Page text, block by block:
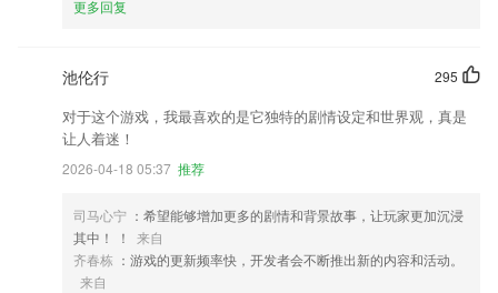
更多回复
295
池伦行
对于这个游戏，我最喜欢的是它独特的剧情设定和世界观，真是
让人着迷！
2026-04-18 05:37 推荐
司马心宁 ：希望能够增加更多的剧情和背景故事，让玩家更加沉浸
其中！ ！
来自
齐春栋 ：游戏的更新频率快，开发者会不断推出新的内容和活动。
来自